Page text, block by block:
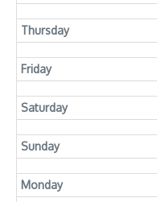
Thursday
Friday
Saturday
Sunday
Monday